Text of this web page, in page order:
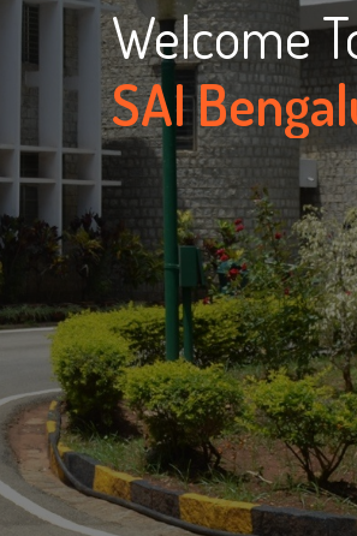
Welcome
SAI